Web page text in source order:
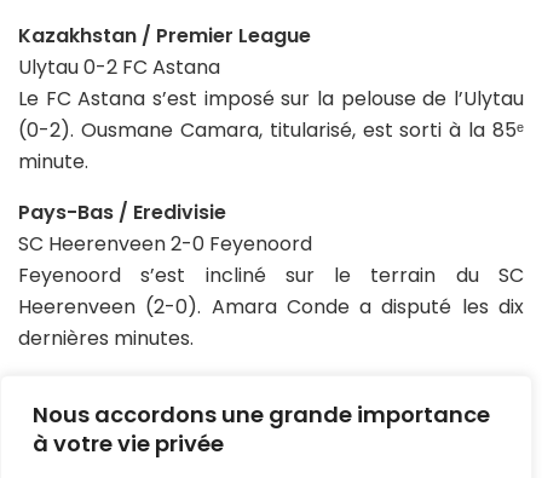
Nous accordons une grande importance
à votre vie privée
Kazakhstan / Premier League
Ulytau 0-2 FC Astana
Le FC Astana s’est imposé sur la pelouse de l’Ulytau
(0-2). Ousmane Camara, titularisé, est sorti à la 85ᵉ
minute.
Pays-Bas / Eredivisie
SC Heerenveen 2-0 Feyenoord
Feyenoord s’est incliné sur le terrain du SC
Heerenveen (2-0). Amara Conde a disputé les dix
dernières minutes.
CSM Politehnica 0-2 Petrolul Ploiești
Le CSM Politehnica Iași a été dominé à domicile (0-2)